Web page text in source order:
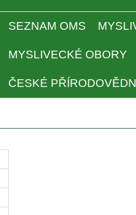
SEZNAM OMS
MYSLIVECKÉ OBORY
ČESKÉ